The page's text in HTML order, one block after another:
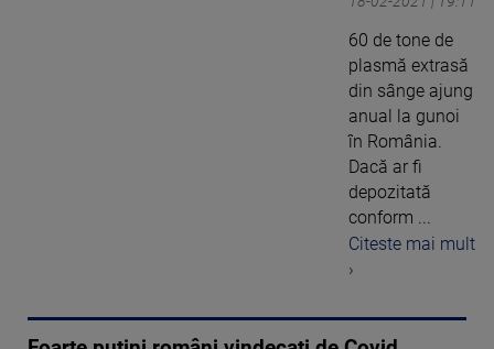
60 de tone de
plasmă extrasă
din sânge ajung
anual la gunoi
în România.
Dacă ar fi
depozitată
conform ...
Citeste mai mult
›